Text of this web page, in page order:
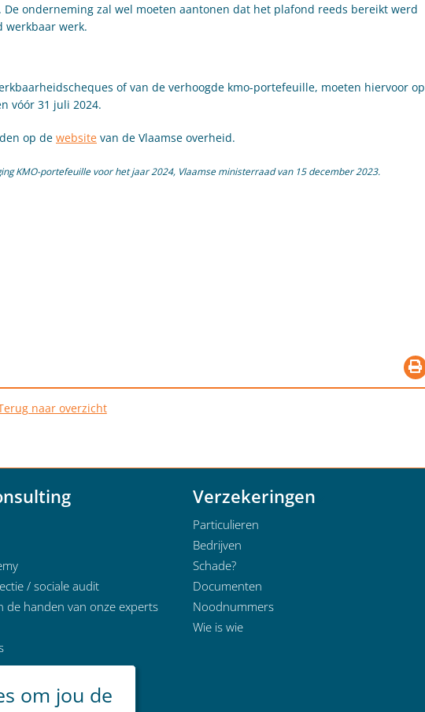
onderneming zal wel moeten aantonen dat het plafond reeds bereikt werd
werkbaar werk.
of van de verhoogde kmo-portefeuille, moeten hiervoor op
vóór 31 juli 2024.
op de website van de Vlaamse overheid.
KMO-portefeuille voor het jaar 2024, Vlaamse ministerraad van 15 december 2023.
naar overzicht
/ sociale audit
de handen van onze experts
Verzekeringen
Particulieren
Bedrijven
Schade?
Documenten
Noodnummers
Wie is wie
om jou de